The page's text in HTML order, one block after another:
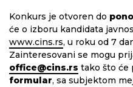
Konkurs je otvoren do
će o izboru kandidata
www.cins.rs, u roku od 7
Zainteresovani se mogu
office@cins.rs tako što će
formular, sa subjektom